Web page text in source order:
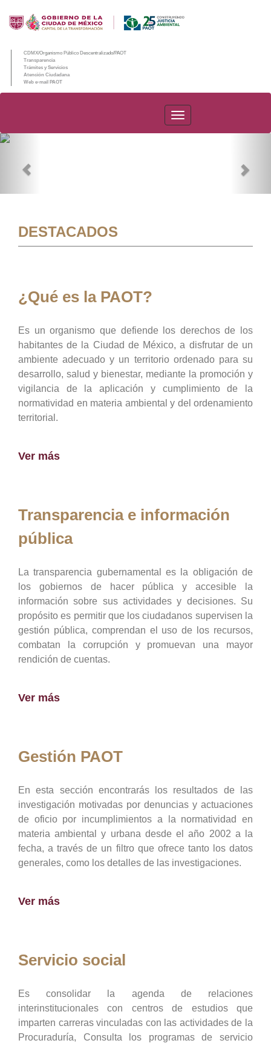
CDMX/Organismo Público Descentralizado/PAOT
Transparencia
Trámites y Servicios
Atención Ciudadana
Web e-mail PAOT
PAOT
DESTACADOS
¿Qué es la PAOT?
Es un organismo que defiende los derechos de los
habitantes de la Ciudad de México, a disfrutar de un
ambiente adecuado y un territorio ordenado para su
desarrollo, salud y bienestar, mediante la promoción y
vigilancia de la aplicación y cumplimiento de la
normatividad en materia ambiental y del ordenamiento
territorial.
Ver más
Transparencia e información
pública
La transparencia gubernamental es la obligación de
los gobiernos de hacer pública y accesible la
información sobre sus actividades y decisiones. Su
propósito es permitir que los ciudadanos supervisen la
gestión pública, comprendan el uso de los recursos,
combatan la corrupción y promuevan una mayor
rendición de cuentas.
Ver más
Gestión PAOT
En esta sección encontrarás los resultados de las
investigación motivadas por denuncias y actuaciones
de oficio por incumplimientos a la normatividad en
materia ambiental y urbana desde el año 2002 a la
fecha, a través de un filtro que ofrece tanto los datos
generales, como los detalles de las investigaciones.
Ver más
Servicio social
Es consolidar la agenda de relaciones
interinstitucionales con centros de estudios que
imparten carreras vinculadas con las actividades de la
Procuraduría, Consulta los programas de servicio